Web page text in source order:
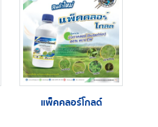
แพ็คคลอร์โกลด์